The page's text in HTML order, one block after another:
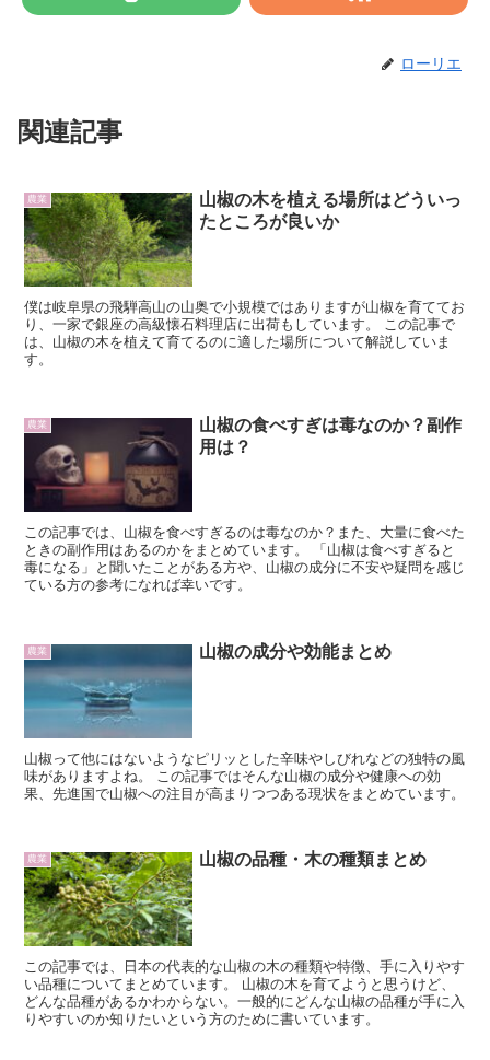
ローリエ
関連記事
農業
山椒の木を植える場所はどういっ
たところが良いか
僕は岐阜県の飛騨高山の山奥で小規模ではありますが山椒を育ててお
り、一家で銀座の高級懐石料理店に出荷もしています。 この記事で
は、山椒の木を植えて育てるのに適した場所について解説していま
す。
農業
山椒の食べすぎは毒なのか？副作
用は？
この記事では、山椒を食べすぎるのは毒なのか？また、大量に食べた
ときの副作用はあるのかをまとめています。 「山椒は食べすぎると
毒になる」と聞いたことがある方や、山椒の成分に不安や疑問を感じ
ている方の参考になれば幸いです。
農業 山椒の成分や効能まとめ
山椒って他にはないようなピリッとした辛味やしびれなどの独特の風
味がありますよね。 この記事ではそんな山椒の成分や健康への効
果、先進国で山椒への注目が高まりつつある現状をまとめています。
農業 山椒の品種・木の種類まとめ
この記事では、日本の代表的な山椒の木の種類や特徴、手に入りやす
い品種についてまとめています。 山椒の木を育てようと思うけど、
どんな品種があるかわからない。一般的にどんな山椒の品種が手に入
りやすいのか知りたいという方のために書いています。